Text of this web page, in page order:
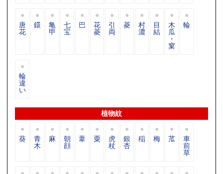
唐
花
鐶 亀
甲
七
宝
巴 花
菱
引
両
菱 村
濃
目
結
木
瓜
・
窠
輪
輪
違
い
植物紋
葵 青
木
麻 朝
顔
葦 粟 虎
杖
銀
杏
稲 梅 苽 車
前
草